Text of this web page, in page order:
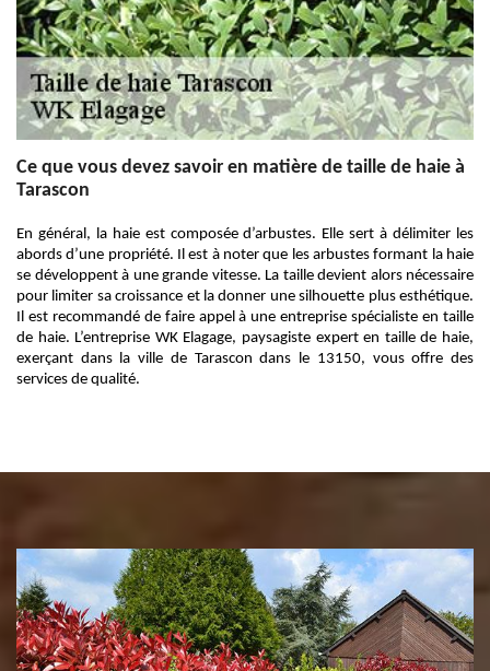
Ce que vous devez savoir en matière de taille de haie à
Tarascon
En général, la haie est composée d’arbustes. Elle sert à délimiter les
abords d’une propriété. Il est à noter que les arbustes formant la haie
se développent à une grande vitesse. La taille devient alors nécessaire
pour limiter sa croissance et la donner une silhouette plus esthétique.
Il est recommandé de faire appel à une entreprise spécialiste en taille
de haie. L’entreprise WK Elagage, paysagiste expert en taille de haie,
exerçant dans la ville de Tarascon dans le 13150, vous offre des
services de qualité.